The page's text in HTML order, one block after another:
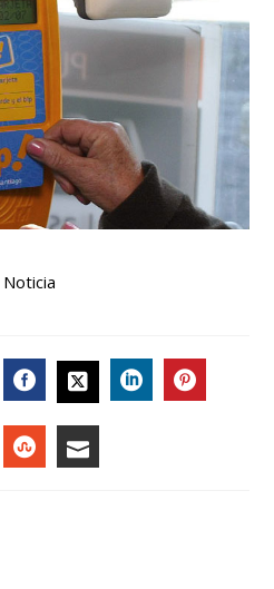
Noticia
FACEBOOK
TWITTER